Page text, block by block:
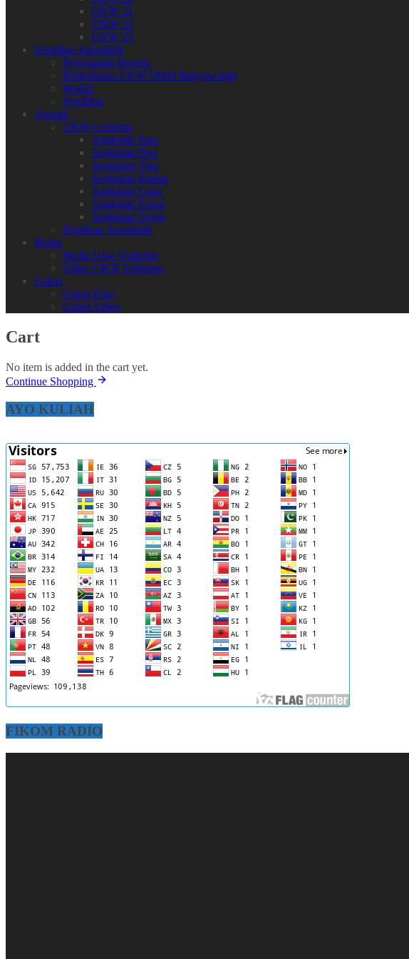
UKW 21
UKW 22
UKW 23
Pelatihan Jurnalistik
Persyaratan Peserta
Pendaftaran UKW SMSI Banyuwangi
Modul
Sertifikat
Alumni
UKW Unitomo
Angkatan Satu
Angkatan Dua
Angkatan Tiga
Angkatan Empat
Angkatan Lima
Angkatan Enam
Angkatan Tujuh
Pelatihan Jurnalistik
Berita
Berita Ukw Unitomo
Video UKW Unitomo
Galeri
Galeri Foto
Galeri Video
Cart
No item is added in the cart yet.
Continue Shopping
AYO KULIAH
FIKOM RADIO